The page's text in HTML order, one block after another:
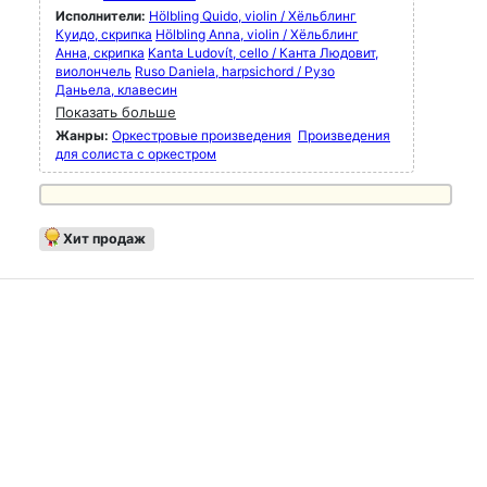
Исполнители: Hölbling Quido, violin / Хёльблинг
Куидо, скрипка Hölbling Anna, violin / Хёльблинг
Анна, скрипка Kanta Ludovít, cello / Канта Людовит,
виолончель Ruso Daniela, harpsichord / Рузо
Даньела, клавесин
Показать больше
Жанры: Оркестровые произведения Произведения
для солиста с оркестром
Хит продаж